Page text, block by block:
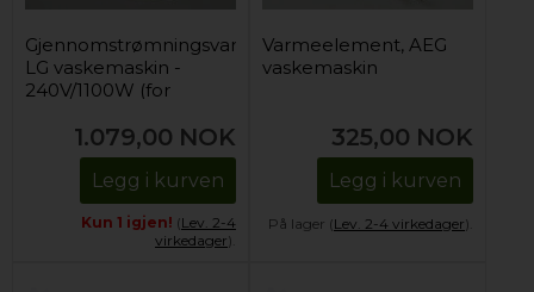
Gjennomstrømningsvarmeelement,
LG vaskemaskin -
240V/1100W (for
1.079,00 NOK
Legg i kurven
Kun 1 igjen! (Lev. 2-4
virkedager).
Varmeelement, AEG
vaskemaskin
325,00 NOK
Legg i kurven
På lager (Lev. 2-4 virkedager).